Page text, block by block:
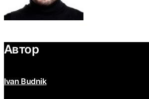
Автор
Ivan Budnik